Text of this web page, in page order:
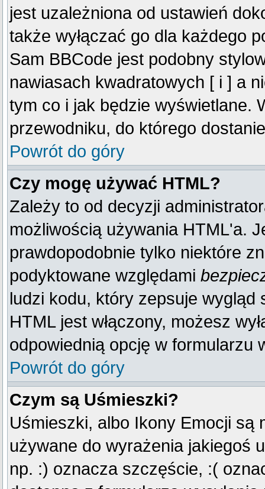
jest uzależniona od ustawień
także wyłączać go dla każdego
Sam BBCode jest podobny
nawiasach kwadratowych [ i ] a
tym co i jak będzie wyświetlane.
przewodniku, do którego
Powrót do góry
Czy mogę używać HTML?
Zależy to od decyzji
możliwością używania HTML'a.
prawdopodobnie tylko niektóre
podyktowane względami
ludzi kodu, który zepsuje wygląd
HTML jest włączony, możesz
odpowiednią opcję w formularzu
Powrót do góry
Czym są Uśmieszki?
Uśmieszki, albo Ikony Emocji są
używane do wyrażenia jakiegoś
np. :) oznacza szczęście, :(